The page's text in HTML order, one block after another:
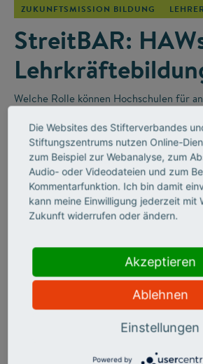
ZUKUNFTSMISSION BILDUNG
StreitBAR:
Welche Rolle können Hochschulen für
Berufsschulen spielen? Darüber wurde
einem Online-Diskussionsformat des
leidenschaftlich diskutiert.
Die Websites des Stifterverbandes
Stiftungszentrums nutzen Online-
zum Beispiel zur Webanalyse, zum
Audio- oder Videodateien und zum
Kommentarfunktion. Ich bin damit
kann meine Einwilligung jederzeit mit
Zukunft widerrufen oder ändern.
Akzeptieren
Ablehnen
Einstellungen
Powered by